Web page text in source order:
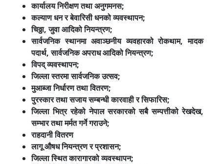
कार्यालय निरीक्षण तथा अनुगमनस;
कल्याण धन र बेवारिसी धनको व्यवस्थापन;
चिठ्ठा, जुवा आदिको नियन्त्रण;
सार्वजनिक स्थानमा अवाञ्छनीय व्यवहारको रोकथाम, मादक
पदार्थ, सार्वजनिक अपराध आदिको नियन्त्रण;
विपद् व्यवस्थापन;
जिल्ला स्तरमा सार्वजनिक उत्सव;
मुआब्जा निर्धारण तथा वितरण;
पुरस्कार तथा सजाय सम्बन्धी कारवाही र सिफारिस;
जिल्ला भित्र रहेको नेपाल सरकारको सबै सम्पत्तीको रेखदेख,
सम्भार तथा मर्मत गर्ने गराउने;
राहदानी वितरण
लागू औषध नियन्त्रण र प्रशासन;
जिल्ला स्थित कारागारको व्यवस्थापन;